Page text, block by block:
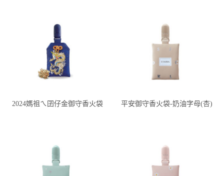
2024媽祖ㄟ囝仔金御守香火袋 平安御守香火袋-奶油字母(杏)